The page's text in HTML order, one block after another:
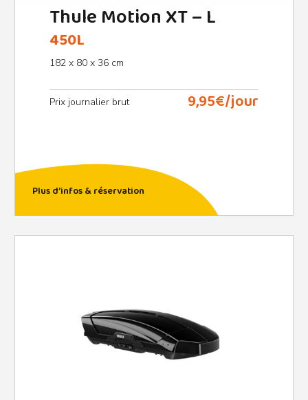
Thule Motion XT – L
450L
182 x 80 x 36 cm
Prix ​​journalier brut 9,95€/jour
Plus d’infos & réservation